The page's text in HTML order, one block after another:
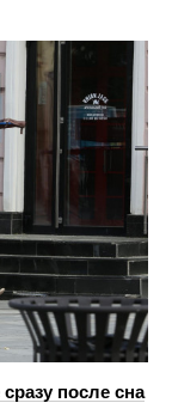
после сна